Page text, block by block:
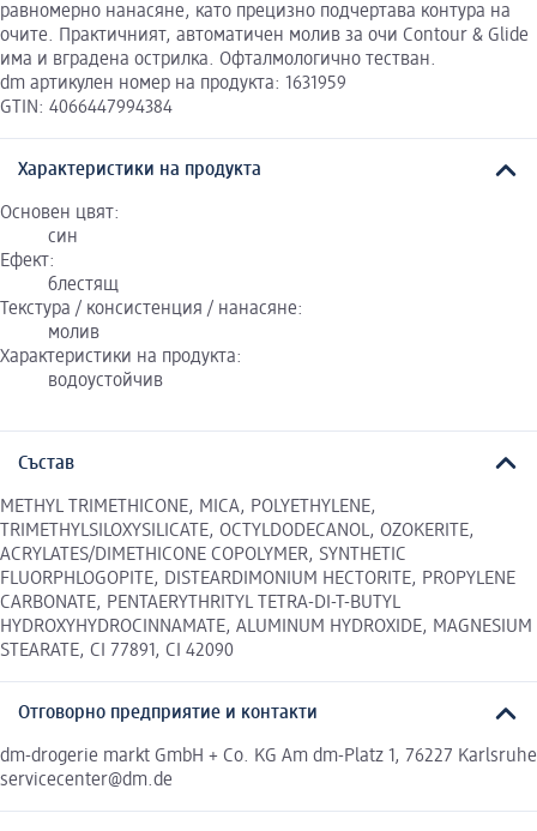
равномерно нанасяне, като прецизно подчертава контура на
очите. Практичният, автоматичен молив за очи Contour & Glide
има и вградена острилка. Офталмологично тестван.
dm артикулен номер на продукта: 1631959
GTIN: 4066447994384
Характеристики на продукта
Основен цвят:
син
Ефект:
блестящ
Текстура / консистенция / нанасяне:
молив
Характеристики на продукта:
водоустойчив
Състав
METHYL TRIMETHICONE, MICA, POLYETHYLENE,
TRIMETHYLSILOXYSILICATE, OCTYLDODECANOL, OZOKERITE,
ACRYLATES/DIMETHICONE COPOLYMER, SYNTHETIC
FLUORPHLOGOPITE, DISTEARDIMONIUM HECTORITE, PROPYLENE
CARBONATE, PENTAERYTHRITYL TETRA-DI-T-BUTYL
HYDROXYHYDROCINNAMATE, ALUMINUM HYDROXIDE, MAGNESIUM
STEARATE, CI 77891, CI 42090
Отговорно предприятие и контакти
dm-drogerie markt GmbH + Co. KG Am dm-Platz 1, 76227 Karlsruhe
servicecenter@dm.de